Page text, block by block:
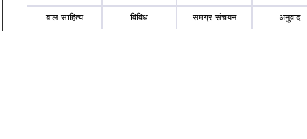
बाल साहित्य विविध समग्र-संचयन अनुवाद